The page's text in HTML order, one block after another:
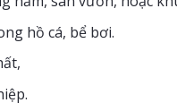
hồ cá, bể bơi.